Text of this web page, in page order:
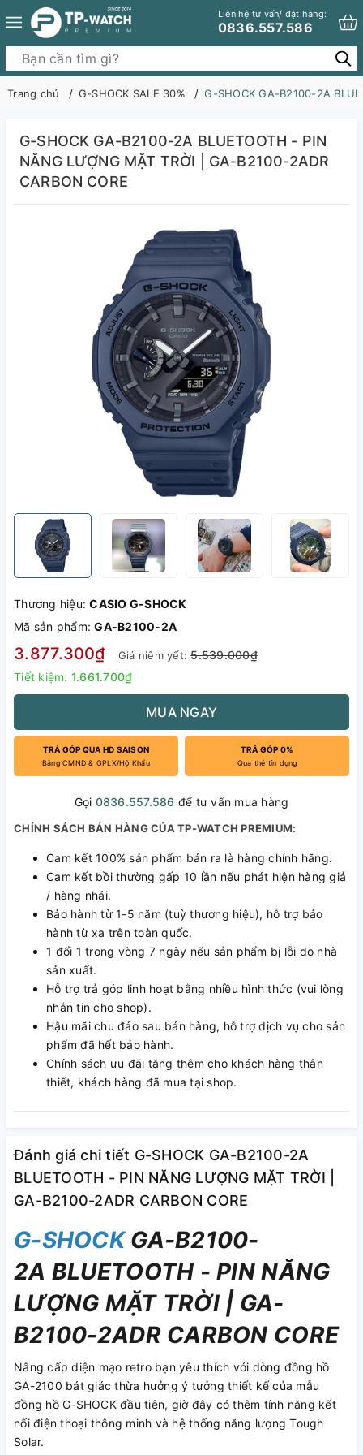
Liên hệ tư vấn/ đặt hàng:
0836.557.586
Trang chủ G-SHOCK SALE 30% G-SHOCK GA-B2100-2A
G-SHOCK GA-B2100-2A BLUETOOTH - PIN
NĂNG LƯỢNG MẶT TRỜI | GA-B2100-2ADR
CARBON CORE
Thương hiệu:CASIO G-SHOCK
Mã sản phẩm:GA-B2100-2A
3.877.300₫ Giá niêm yết:5.539.000₫
Tiết kiệm: 1.661.700₫
MUA NGAY
TRẢ GÓP QUA HD SAISON
Bằng CMND & GPLX/Hộ Khẩu
TRẢ GÓP 0%
Qua thẻ tín dụng
Gọi 0836.557.586 để tư vấn mua hàng
CHÍNH SÁCH BÁN HÀNG CỦA TP-WATCH PREMIUM:
Cam kết 100% sản phẩm bán ra là hàng chính hãng.
Cam kết bồi thường gấp 10 lần nếu phát hiện hàng giả
/ hàng nhái.
Bảo hành từ 1-5 năm (tuỳ thương hiệu), hỗ trợ bảo
hành từ xa trên toàn quốc.
1 đổi 1 trong vòng 7 ngày nếu sản phẩm bị lỗi do nhà
sản xuất.
Hỗ trợ trả góp linh hoạt bằng nhiều hình thức (vui lòng
nhắn tin cho shop).
Hậu mãi chu đáo sau bán hàng, hỗ trợ dịch vụ cho sản
phẩm đã hết bảo hành.
Chính sách ưu đãi tăng thêm cho khách hàng thân
thiết, khách hàng đã mua tại shop.
Đánh giá chi tiết G-SHOCK GA-B2100-2A
BLUETOOTH - PIN NĂNG LƯỢNG MẶT TRỜI |
GA-B2100-2ADR CARBON CORE
G-SHOCKGA-B2100-
2A BLUETOOTH - PIN NĂNG
LƯỢNG MẶT TRỜI | GA-
B2100-2ADR CARBON CORE
Nâng cấp diện mạo retro bạn yêu thích với dòng đồng hồ
GA-2100 bát giác thừa hưởng ý tưởng thiết kế của mẫu
đồng hồ G-SHOCK đầu tiên, giờ đây có thêm tính năng kết
nối điện thoại thông minh và hệ thống năng lượng Tough
Solar.